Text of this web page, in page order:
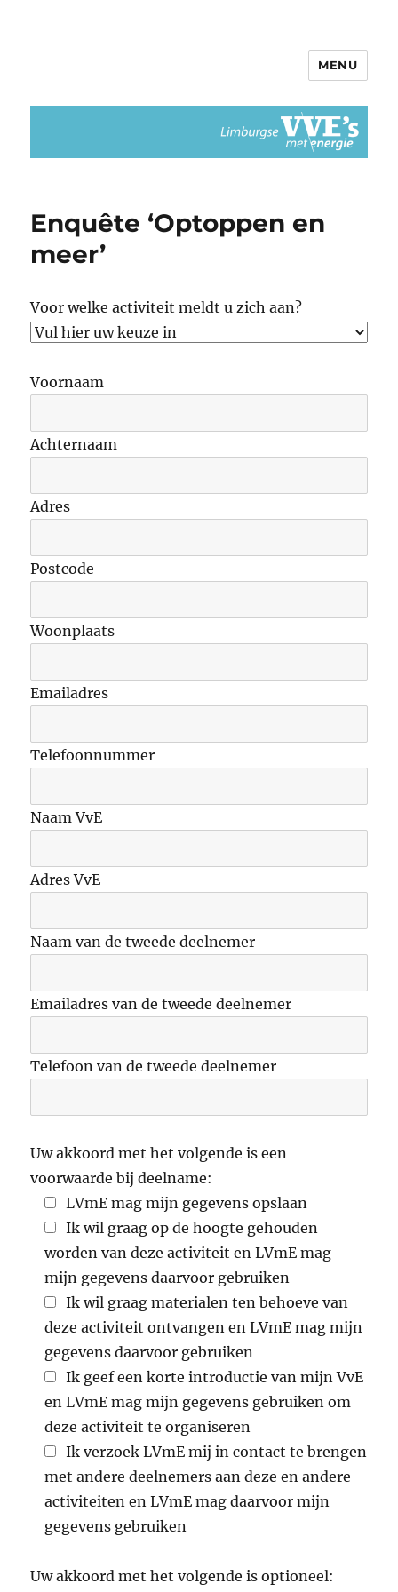
Limburgse VvEs met Energie
MENU
Enquête ‘Optoppen en
meer’
Voor welke activiteit meldt u zich aan?
Voornaam
Achternaam
Adres
Postcode
Woonplaats
Emailadres
Telefoonnummer
Naam VvE
Adres VvE
Naam van de tweede deelnemer
Emailadres van de tweede deelnemer
Telefoon van de tweede deelnemer
Uw akkoord met het volgende is een
voorwaarde bij deelname:
LVmE mag mijn gegevens opslaan
Ik wil graag op de hoogte gehouden
worden van deze activiteit en LVmE mag
mijn gegevens daarvoor gebruiken
Ik wil graag materialen ten behoeve van
deze activiteit ontvangen en LVmE mag mijn
gegevens daarvoor gebruiken
Ik geef een korte introductie van mijn VvE
en LVmE mag mijn gegevens gebruiken om
deze activiteit te organiseren
Ik verzoek LVmE mij in contact te brengen
met andere deelnemers aan deze en andere
activiteiten en LVmE mag daarvoor mijn
gegevens gebruiken
Uw akkoord met het volgende is optioneel: